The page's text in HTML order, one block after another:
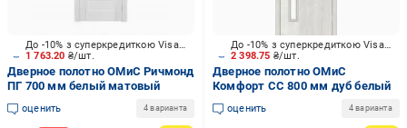
1 763.20 ₴/шт.
До -10% з суперкредиткою Visa Вигода
Дверное полотно ОМиС Ричмонд
ПГ 700 мм белый матовый
оценить 4 варианта
2 398.75 ₴/шт.
До -10% з суперкредиткою Visa Вигода
Дверное полотно ОМиС
Комфорт СС 800 мм дуб белый
оценить 4 варианта